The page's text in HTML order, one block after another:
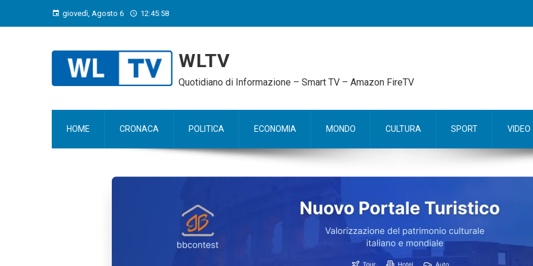
giovedì, Agosto 6 12:46:00
WLTV
Quotidiano di Informazione – Smart TV – Amazon FireTV
HOME CRONACA POLITICA ECONOMIA MONDO CULTURA SPORT VIDEO